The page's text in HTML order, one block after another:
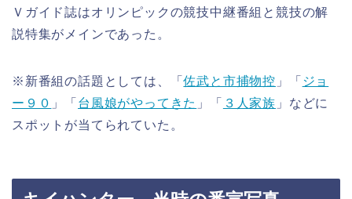
Ｖガイド誌はオリンピックの競技中継番組と競技の解
説特集がメインであった。
※新番組の話題としては、「佐武と市捕物控 」「 ジョ
ー９０ 」「 台風娘がやってきた 」「 ３人家族 」などに
スポットが当てられていた。